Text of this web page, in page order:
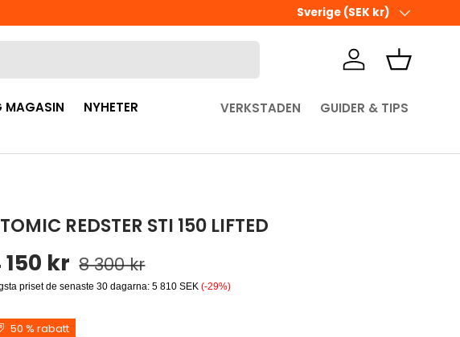
Ute i sista minuten? Välj
Land/Region
Sverige (SEK kr)
Logga inKorg
MAGASIN
NYHETER
VERKSTADEN GUIDER & TIPS
REDSTER STI 150 LIFTED
150 kr Ordinarie pris
8 300 kr
priset de senaste 30 dagarna:5 810 SEK (-29%)
50 % rabatt